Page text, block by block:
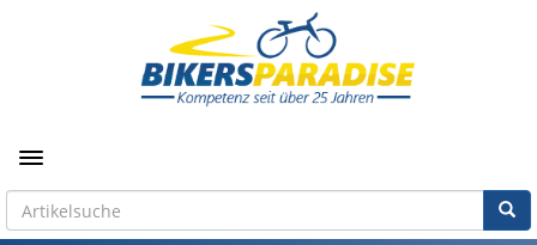
Toggle navigation